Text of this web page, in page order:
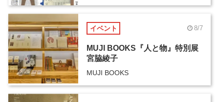
イベント 8/7
MUJI BOOKS『人と物』特別展
宮脇綾子
MUJI BOOKS